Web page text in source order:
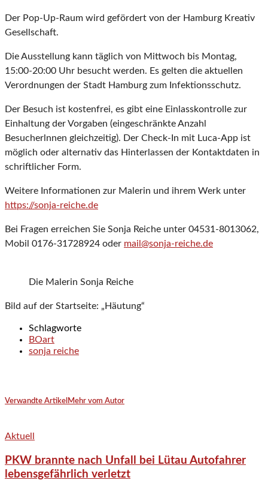
Der Pop-Up-Raum wird gefördert von der Hamburg Kreativ
Gesellschaft.
Die Ausstellung kann täglich von Mittwoch bis Montag,
15:00-20:00 Uhr besucht werden. Es gelten die aktuellen
Verordnungen der Stadt Hamburg zum Infektionsschutz.
Der Besuch ist kostenfrei, es gibt eine Einlasskontrolle zur
Einhaltung der Vorgaben (eingeschränkte Anzahl
Besucherlnnen gleichzeitig). Der Check-In mit Luca-App ist
möglich oder alternativ das Hinterlassen der Kontaktdaten in
schriftlicher Form.
Weitere Informationen zur Malerin und ihrem Werk unter
https://sonja-reiche.de
Bei Fragen erreichen Sie Sonja Reiche unter 04531-8013062,
Mobil 0176-31728924 oder mail@sonja-reiche.de
Die Malerin Sonja Reiche
Bild auf der Startseite: „Häutung“
Schlagworte
BOart
sonja reiche
Verwandte Artikel Mehr vom Autor
Aktuell
PKW brannte nach Unfall bei Lütau Autofahrer
lebensgefährlich verletzt